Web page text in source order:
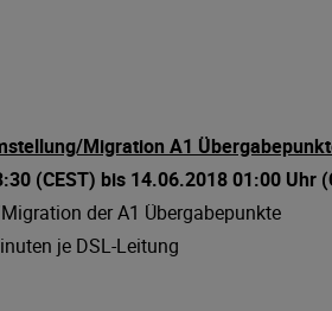
Migration A1
(CEST) bis 14.06.2018 01:00 Uhr
der A1 Übergabepunkte
je DSL-Leitung